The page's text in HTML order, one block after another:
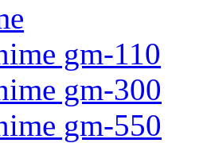
gm-110
gm-300
gm-550